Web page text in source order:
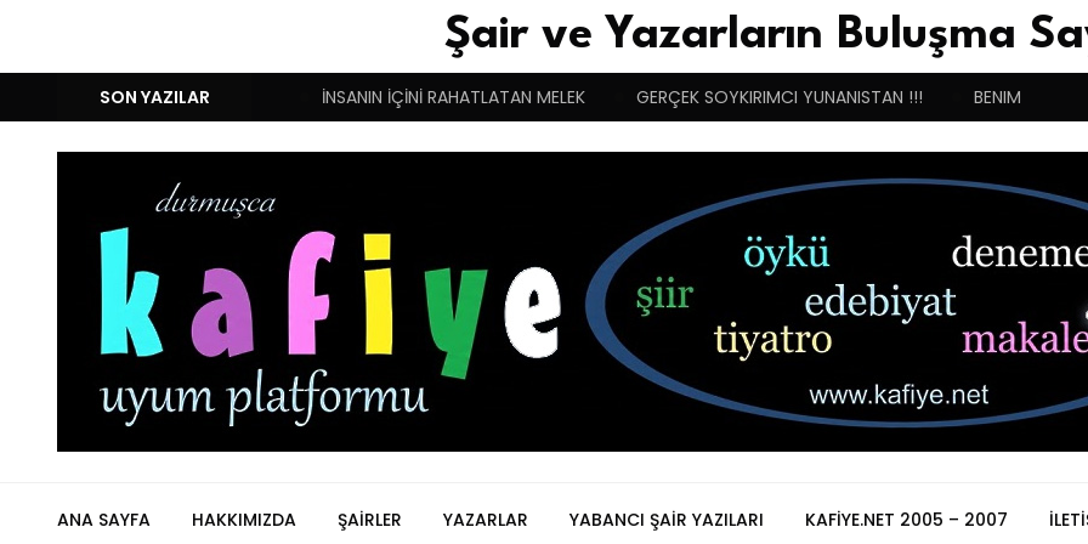
Şair ve Yazarların Buluşma
SON YAZILAR
DUYGULARIN BASARINDIR! İNSANIN İÇİNİ RAHATLATAN MELEK GERÇEK SOYKIRIMCI YUNANISTAN !!! BENIM
ANA SAYFA HAKKIMIZDA ŞAIRLER YAZARLAR YABANCI ŞAIR YAZILARI KAFIYE.NET 2005 – 2007